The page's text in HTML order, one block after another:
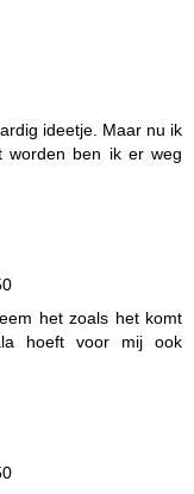
ideetje. Maar nu ik
worden ben ik er weg
het zoals het komt
hoeft voor mij ook